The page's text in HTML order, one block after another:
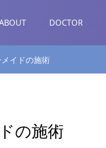
DOCTOR
イドの施術
の施術